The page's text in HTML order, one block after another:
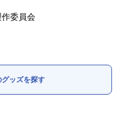
作委員会
グッズを探す